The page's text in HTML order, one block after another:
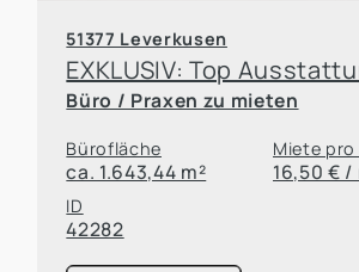
51377 Leverkusen
Büro / Praxen zu mieten
Bürofläche
ca. 1.643,44 m²
Miete pro
16,50 € /
ID
42282